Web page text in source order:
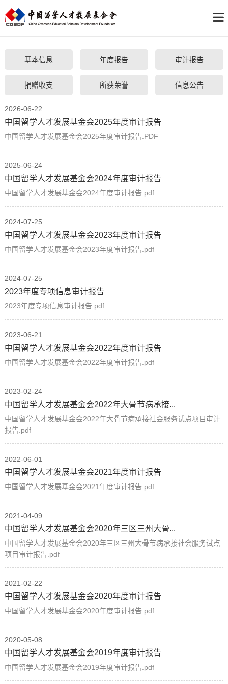
基本信息 年度报告 审计报告
捐赠收支 所获荣誉 信息公告
2026-06-22
中国留学人才发展基金会2025年度审计报告
中国留学人才发展基金会2025年度审计报告.PDF
2025-06-24
中国留学人才发展基金会2024年度审计报告
中国留学人才发展基金会2024年度审计报告.pdf
2024-07-25
中国留学人才发展基金会2023年度审计报告
中国留学人才发展基金会2023年度审计报告.pdf
2024-07-25
2023年度专项信息审计报告
2023年度专项信息审计报告.pdf
2023-06-21
中国留学人才发展基金会2022年度审计报告
中国留学人才发展基金会2022年度审计报告.pdf
2023-02-24
中国留学人才发展基金会2022年大骨节病承接...
中国留学人才发展基金会2022年大骨节病承接社会服务试点项目审计
报告.pdf
2022-06-01
中国留学人才发展基金会2021年度审计报告
中国留学人才发展基金会2021年度审计报告.pdf
2021-04-09
中国留学人才发展基金会2020年三区三州大骨...
中国留学人才发展基金会2020年三区三州大骨节病承接社会服务试点
项目审计报告.pdf
2021-02-22
中国留学人才发展基金会2020年度审计报告
中国留学人才发展基金会2020年度审计报告.pdf
2020-05-08
中国留学人才发展基金会2019年度审计报告
中国留学人才发展基金会2019年度审计报告.pdf